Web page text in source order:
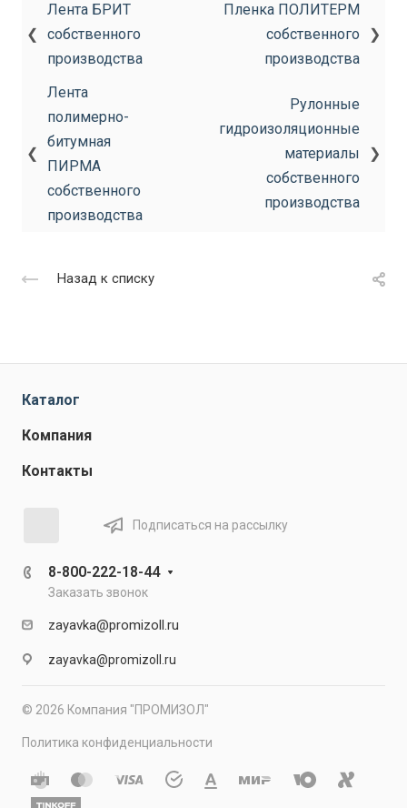
❮
Лента БРИТ
собственного
производства
Пленка ПОЛИТЕРМ
собственного
производства
❯
❮
Лента
полимерно-
битумная
ПИРМА
собственного
производства
Рулонные
гидроизоляционные
материалы
собственного
производства
❯
Назад к списку
Каталог
Компания
Контакты
Подписаться на рассылку
8-800-222-18-44
Заказать звонок
zayavka@promizoll.ru
zayavka@promizoll.ru
© 2026 Компания "ПРОМИЗОЛ"
Политика конфиденциальности